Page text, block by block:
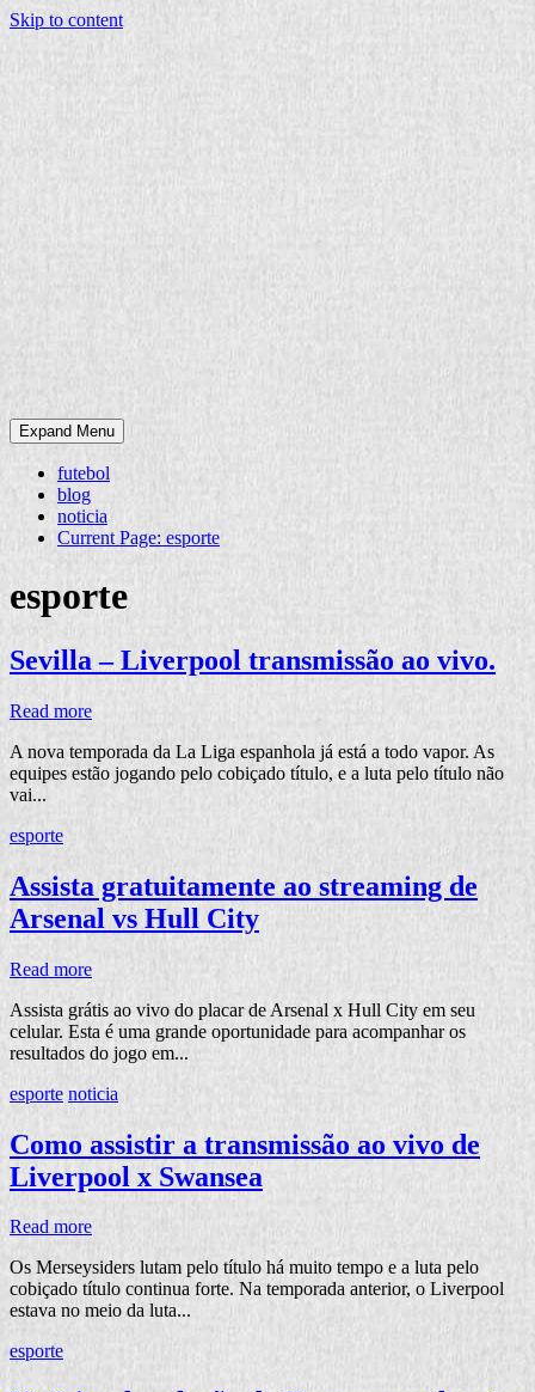
Skip to content
Expand Menu
futebol
blog
noticia
Current Page: esporte
esporte
Sevilla – Liverpool transmissão ao vivo.
Read more
A nova temporada da La Liga espanhola já está a todo vapor. As
equipes estão jogando pelo cobiçado título, e a luta pelo título não
vai...
esporte
Assista gratuitamente ao streaming de
Arsenal vs Hull City
Read more
Assista grátis ao vivo do placar de Arsenal x Hull City em seu
celular. Esta é uma grande oportunidade para acompanhar os
resultados do jogo em...
esporte noticia
Como assistir a transmissão ao vivo de
Liverpool x Swansea
Read more
Os Merseysiders lutam pelo título há muito tempo e a luta pelo
cobiçado título continua forte. Na temporada anterior, o Liverpool
estava no meio da luta...
esporte